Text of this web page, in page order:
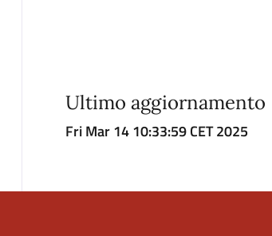
Ultimo aggiornamento
Fri Mar 14 10:33:59 CET 2025